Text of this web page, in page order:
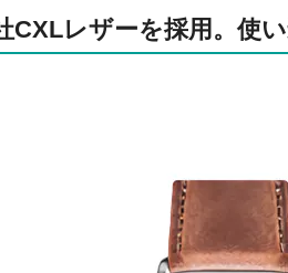
CXLレザーを採用。使